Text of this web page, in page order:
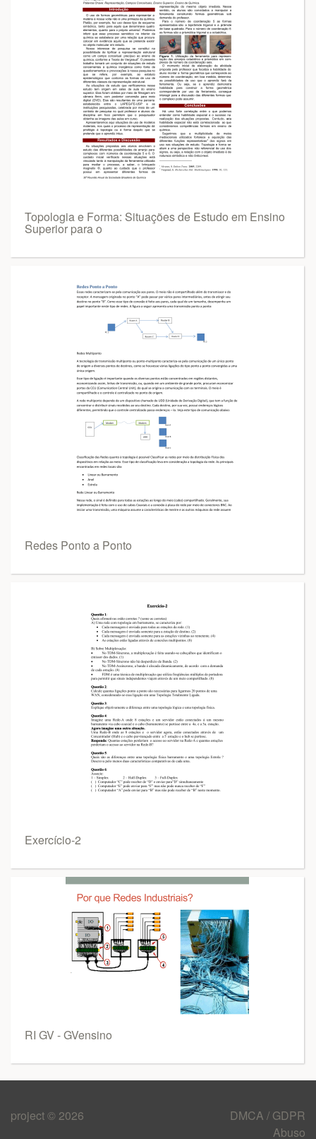
Topologia e Forma: Situações de Estudo em Ensino
Superior para o
Redes Ponto a Ponto
Exercício-2
RI GV - GVensino
project © 2026
DMCA / GDPR
Abuso